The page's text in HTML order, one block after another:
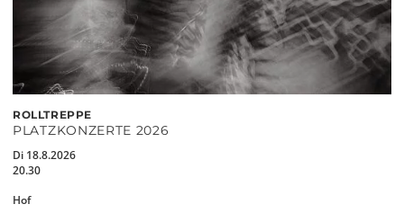
ROLLTREPPE
PLATZKONZERTE 2026
Di 18.8.2026
20.30
Hof